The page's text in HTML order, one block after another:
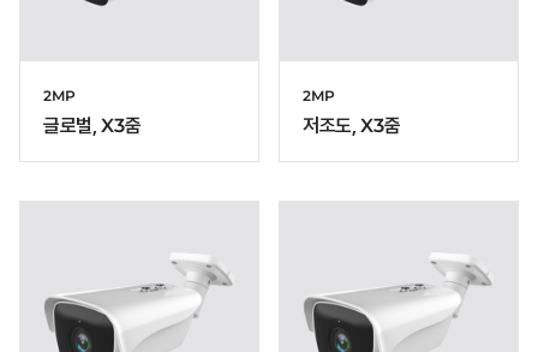
2MP
글로벌, X3줌
2MP
저조도, X3줌